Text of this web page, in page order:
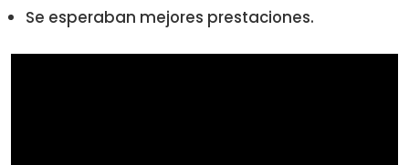
Se esperaban mejores prestaciones.